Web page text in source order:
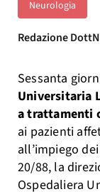
Neurologia
Redazione
Sessanta
Universitaria
a trattamenti
ai pazienti
all’impiego
20/88, la
Ospedaliera